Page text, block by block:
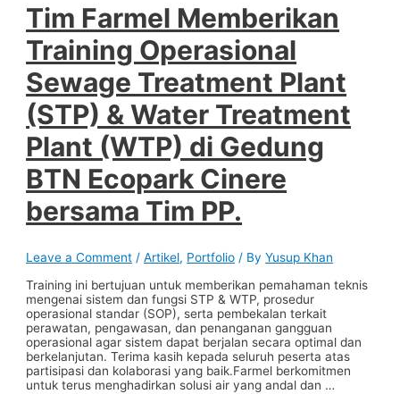
Tim Farmel Memberikan
Training Operasional
Sewage Treatment Plant
(STP) & Water Treatment
Plant (WTP) di Gedung
BTN Ecopark Cinere
bersama Tim PP.
Leave a Comment /Artikel, Portfolio / ByYusup Khan
Training ini bertujuan untuk memberikan pemahaman teknis
mengenai sistem dan fungsi STP & WTP, prosedur
operasional standar (SOP), serta pembekalan terkait
perawatan, pengawasan, dan penanganan gangguan
operasional agar sistem dapat berjalan secara optimal dan
berkelanjutan. Terima kasih kepada seluruh peserta atas
partisipasi dan kolaborasi yang baik.Farmel berkomitmen
untuk terus menghadirkan solusi air yang andal dan …